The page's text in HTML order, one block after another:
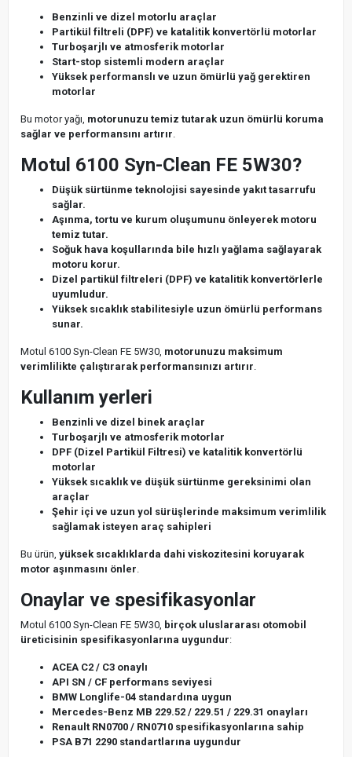
Benzinli ve dizel motorlu araçlar
Partikül filtreli (DPF) ve katalitik konvertörlü motorlar
Turboşarjlı ve atmosferik motorlar
Start-stop sistemli modern araçlar
Yüksek performanslı ve uzun ömürlü yağ gerektiren
motorlar
Bu motor yağı, motorunuzu temiz tutarak uzun ömürlü koruma
sağlar ve performansını artırır.
Motul 6100 Syn-Clean FE 5W30?
Düşük sürtünme teknolojisi sayesinde yakıt tasarrufu
sağlar.
Aşınma, tortu ve kurum oluşumunu önleyerek motoru
temiz tutar.
Soğuk hava koşullarında bile hızlı yağlama sağlayarak
motoru korur.
Dizel partikül filtreleri (DPF) ve katalitik konvertörlerle
uyumludur.
Yüksek sıcaklık stabilitesiyle uzun ömürlü performans
sunar.
Motul 6100 Syn-Clean FE 5W30, motorunuzu maksimum
verimlilikte çalıştırarak performansınızı artırır.
Kullanım yerleri
Benzinli ve dizel binek araçlar
Turboşarjlı ve atmosferik motorlar
DPF (Dizel Partikül Filtresi) ve katalitik konvertörlü
motorlar
Yüksek sıcaklık ve düşük sürtünme gereksinimi olan
araçlar
Şehir içi ve uzun yol sürüşlerinde maksimum verimlilik
sağlamak isteyen araç sahipleri
Bu ürün, yüksek sıcaklıklarda dahi viskozitesini koruyarak
motor aşınmasını önler.
Onaylar ve spesifikasyonlar
Motul 6100 Syn-Clean FE 5W30, birçok uluslararası otomobil
üreticisinin spesifikasyonlarına uygundur:
ACEA C2 / C3 onaylı
API SN / CF performans seviyesi
BMW Longlife-04 standardına uygun
Mercedes-Benz MB 229.52 / 229.51 / 229.31 onayları
Renault RN0700 / RN0710 spesifikasyonlarına sahip
PSA B71 2290 standartlarına uygundur